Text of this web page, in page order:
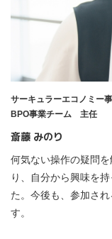
サーキュラーエコノミー
BPO事業チーム 主任
斎藤 みのり
何気ない操作の疑問
り、自分から興味を
た。今後も、参加さ
す。